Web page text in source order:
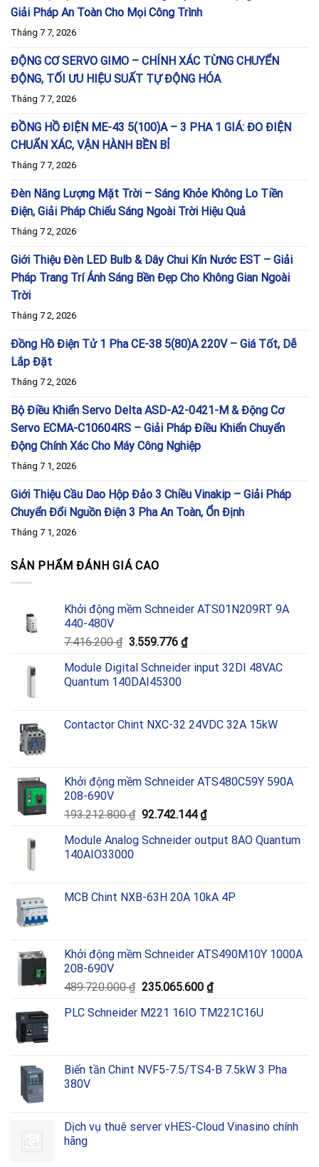
Giải Pháp An Toàn Cho Mọi Công Trình
Tháng 7 7, 2026
ĐỘNG CƠ SERVO GIMO – CHÍNH XÁC TỪNG CHUYỂN
ĐỘNG, TỐI ƯU HIỆU SUẤT TỰ ĐỘNG HÓA
Tháng 7 7, 2026
ĐỒNG HỒ ĐIỆN ME-43 5(100)A – 3 PHA 1 GIÁ: ĐO ĐIỆN
CHUẨN XÁC, VẬN HÀNH BỀN BỈ
Tháng 7 7, 2026
Đèn Năng Lượng Mặt Trời – Sáng Khỏe Không Lo Tiền
Điện, Giải Pháp Chiếu Sáng Ngoài Trời Hiệu Quả
Tháng 7 2, 2026
Giới Thiệu Đèn LED Bulb & Dây Chui Kín Nước EST – Giải
Pháp Trang Trí Ánh Sáng Bền Đẹp Cho Không Gian Ngoài
Trời
Tháng 7 2, 2026
Đồng Hồ Điện Tử 1 Pha CE-38 5(80)A 220V – Giá Tốt, Dễ
Lắp Đặt
Tháng 7 2, 2026
Bộ Điều Khiển Servo Delta ASD-A2-0421-M & Động Cơ
Servo ECMA-C10604RS – Giải Pháp Điều Khiển Chuyển
Động Chính Xác Cho Máy Công Nghiệp
Tháng 7 1, 2026
Giới Thiệu Cầu Dao Hộp Đảo 3 Chiều Vinakip – Giải Pháp
Chuyển Đổi Nguồn Điện 3 Pha An Toàn, Ổn Định
Tháng 7 1, 2026
SẢN PHẨM ĐÁNH GIÁ CAO
Khởi động mềm Schneider ATS01N209RT 9A
440-480V
7.416.200₫ Giá
là:
7.416.200 ₫.
3.559.776 ₫Giá
tại
Module Digital Schneider input 32DI 48VAC
Quantum 140DAI45300
Contactor Chint NXC-32 24VDC 32A 15kW
Khởi động mềm Schneider ATS480C59Y 590A
208-690V
193.212.800₫ Giá
là:
92.742.144₫Giá
tại
Module Analog Schneider output 8AO Quantum
140AIO33000
MCB Chint NXB-63H 20A 10kA 4P
Khởi động mềm Schneider ATS490M10Y 1000A
208-690V
489.720.000₫ Giá
là:
235.065.600 ₫Giá
tại
PLC Schneider M221 16IO TM221C16U
Biến tần Chint NVF5-7.5/TS4-B 7.5kW 3 Pha
380V
Dịch vụ thuê server vHES-Cloud Vinasino chính
hãng